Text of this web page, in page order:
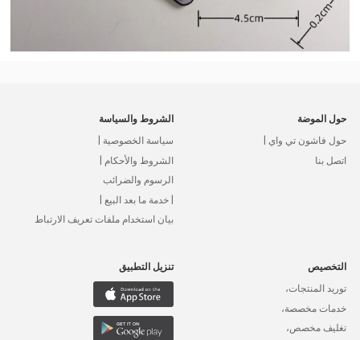
حول الموضة
حول فاشون تي واي |
اتصل بنا
الشروط والسياسة
سياسة الخصوصية |
الشروط والأحكام |
الرسوم والضرائب
| خدمة ما بعد البيع |
بيان استخدام ملفات تعريف الارتباط
التخصيص
توريد المنتجات،
خدمات مخصصة،
تغليف مخصص،
تنزيل التطبيق